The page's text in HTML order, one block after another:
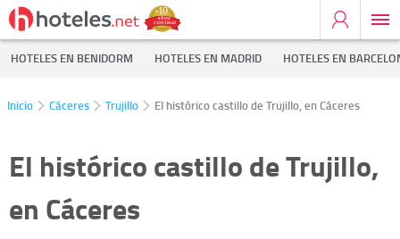
HOTELES EN BENIDORM HOTELES EN MADRID HOTELES EN
Inicio Cáceres Trujillo El histórico castillo de Trujillo, en Cáceres
El histórico castillo de Trujillo,
en Cáceres